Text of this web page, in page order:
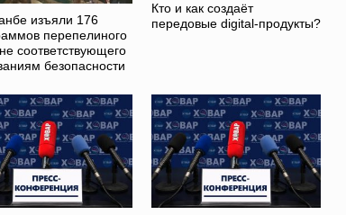
изъяли 176
перепелиного
соответствующего
безопасности
Кто и как создаёт
передовые digital-продукты?